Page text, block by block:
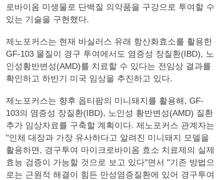
로바이옴 미생물로 단백질 의약품을 구강으로 투여할 수
있는 기술을 구현했다.
제노포커스는 현재 바실러스 유래 항산화효소를 활용한
GF-103 물질이 경구 투여에서도 염증성 장질환(IBD), 노
인성황반변성(AMD)를 치료할 수 있다는 전임상 결과를
확인하고 하반기 미국 임상을 추진하고 있다.
제노포커스는 향후 옵티팜의 미니돼지를 활용해, GF-
103의 염증성 장질환(IBD), 노인성 황반변성(AMD) 질환
추가 임상자료를 구축할 계획이다. 제노포커스 관계자는
"인체 대장과 가장 유사하다고 알려진 미니돼지 모델을
활용하면, 경구투여 마이크로바이옴 효소 치료제의 실제
효능 검증이 가능할 것으로 보고 있다"면서 "기존 방법으
로는 근원적 해결이 힘든 만성염증질환에 있어 경구투여